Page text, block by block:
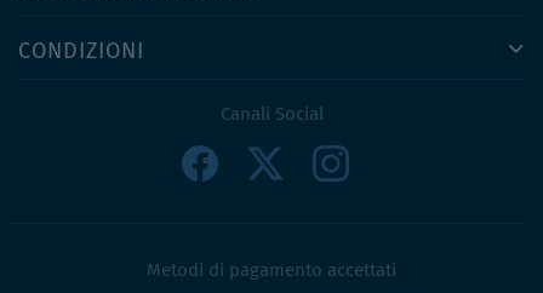
CONDIZIONI
Canali Social
Metodi di pagamento accettati